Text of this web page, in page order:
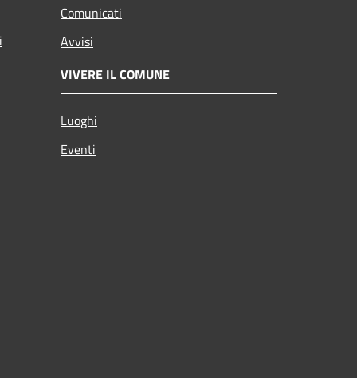
Comunicati
Avvisi
VIVERE IL COMUNE
Luoghi
Eventi